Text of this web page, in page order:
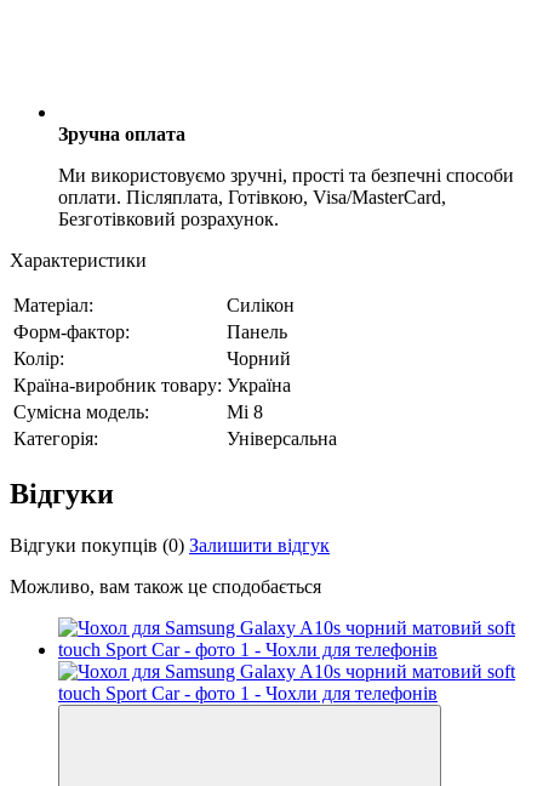
Зручна оплата
Ми використовуємо зручні, прості та безпечні способи
оплати. Післяплата, Готівкою, Visa/MasterCard,
Безготівковий розрахунок.
Характеристики
Матеріал:
Силікон
Форм-фактор:
Панель
Колір:
Чорний
Країна-виробник товару: Україна
Сумісна модель:
Mi 8
Категорія:
Універсальна
Відгуки
Відгуки покупців (0) Залишити відгук
Можливо, вам також це сподобається